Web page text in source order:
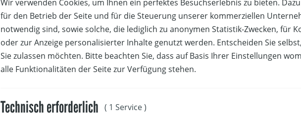
schnellste Schiff ermittelt werden soll, zum Beispiel das Blaue Band vom
Details zur Geschichte des Blauen Bandes auf Wikipedia >>
In Österreich wird auf zahlreichen Seen ein “Blaues Band”
ihr hier:
Wir verwenden Cookies, um Ihnen ein perfektes Besuchserlebnis zu bieten.
für den Betrieb der Seite und für die Steuerung unserer kommerziellen
notwendig sind, sowie solche, die lediglich zu anonymen Statistik-Zwecken, für
oder zur Anzeige personalisierter Inhalte genutzt werden. Entscheiden Sie
Sie zulassen möchten. Bitte beachten Sie, dass auf Basis Ihrer Einstellungen
alle Funktionalitäten der Seite zur Verfügung stehen.
Technisch erforderlich ( 1 Service )